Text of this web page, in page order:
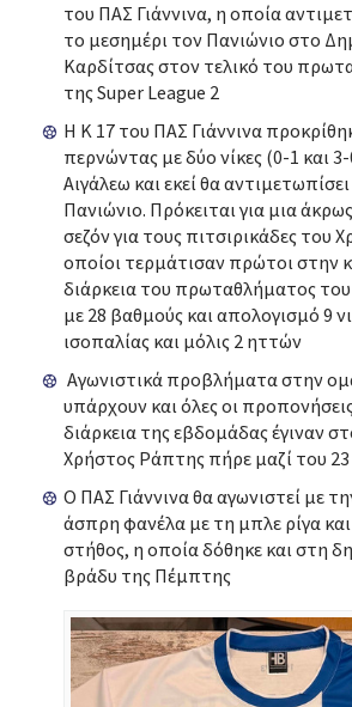
του ΠΑΣ Γιάννινα, η οποία
το μεσημέρι τον Πανιώνιο στο
Καρδίτσας στον τελικό του
της Super League 2
Η Κ 17 του ΠΑΣ Γιάννινα
περνώντας με δύο νίκες (0-1 και
Αιγάλεω και εκεί θα
Πανιώνιο. Πρόκειται για μια
σεζόν για τους πιτσιρικάδες του
οποίοι τερμάτισαν πρώτοι στην
διάρκεια του πρωταθλήματος
με 28 βαθμούς και απολογισμό 9
ισοπαλίας και μόλις 2 ηττών
Αγωνιστικά προβλήματα στην
υπάρχουν και όλες οι
διάρκεια της εβδομάδας έγιναν
Χρήστος Ράπτης πήρε μαζί του 23
Ο ΠΑΣ Γιάννινα θα αγωνιστεί με
άσπρη φανέλα με τη μπλε ρίγα
στήθος, η οποία δόθηκε και στη
βράδυ της Πέμπτης